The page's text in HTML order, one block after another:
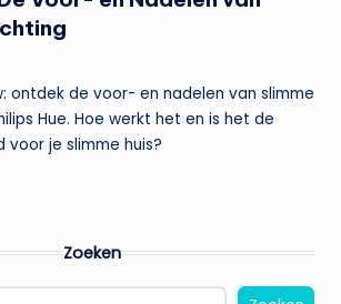
ontdek de voor- en nadelen van slimme
Hue. Hoe werkt het en is het de
voor je slimme huis?
Zoeken